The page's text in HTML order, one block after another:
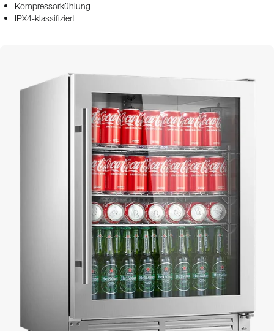
Kompressorkühlung
IPX4-klassifiziert